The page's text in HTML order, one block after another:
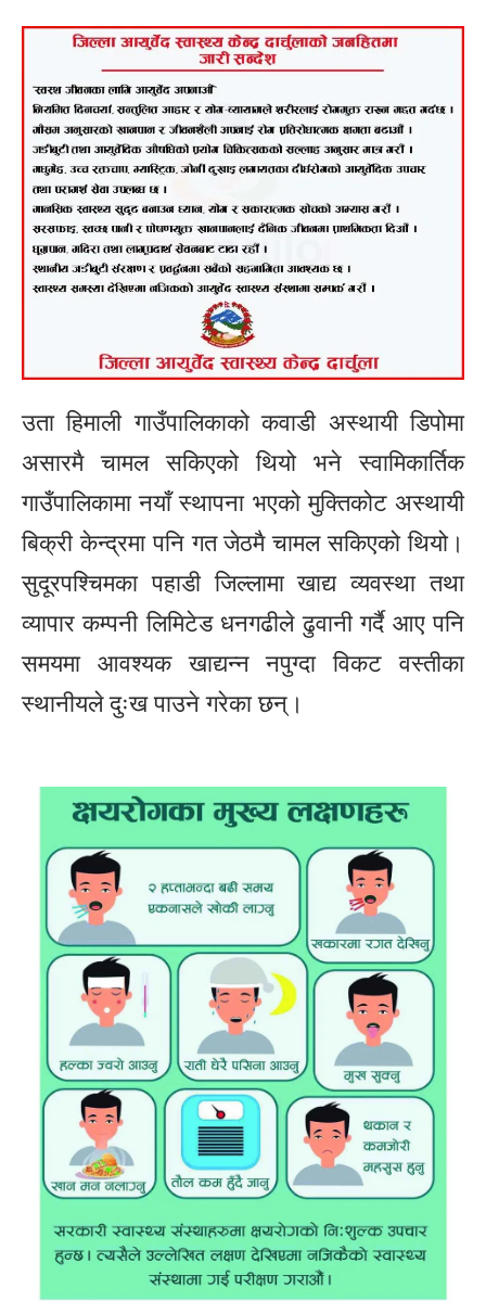
उता हिमाली गाउँपालिकाको कवाडी अस्थायी डिपोमा
असारमै चामल सकिएको थियो भने स्वामिकार्तिक
गाउँपालिकामा नयाँ स्थापना भएको मुक्तिकोट अस्थायी
बिक्री केन्द्रमा पनि गत जेठमै चामल सकिएको थियो।
सुदूरपश्चिमका पहाडी जिल्लामा खाद्य व्यवस्था तथा
व्यापार कम्पनी लिमिटेड धनगढीले ढुवानी गर्दै आए पनि
समयमा आवश्यक खाद्यन्न नपुग्दा विकट वस्तीका
स्थानीयले दुःख पाउने गरेका छन्।